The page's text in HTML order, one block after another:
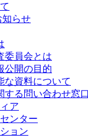
知らせ
委員会とは
公開の目的
な資料について
する問い合わせ窓口
ア
ンター
ョン